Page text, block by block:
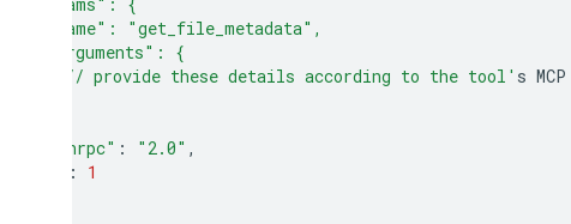
    "name": "get_file_metadata",
    "arguments": {
      // provide these details according to the tool'
s MCP
"jsonrpc" : "2.0"
:
1